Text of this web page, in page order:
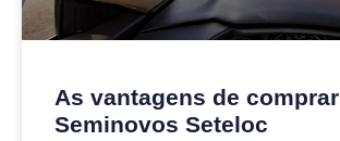
As vantagens de comprar
Seminovos Seteloc